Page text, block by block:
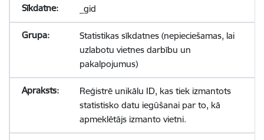
_gid
Statistikas sīkdatnes (nepieciešamas, lai
uzlabotu vietnes darbību un
pakalpojumus)
Reģistrē unikālu ID, kas tiek izmantots
statistisko datu iegūšanai par to, kā
apmeklētājs izmanto vietni.